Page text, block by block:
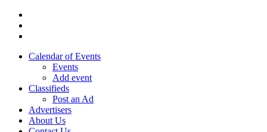
Skip
main
Calendar of Events
Events
Add event
Classifieds
Post an Ad
Advertisers
About Us